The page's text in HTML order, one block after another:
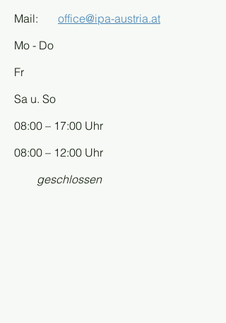
Mail: office@ipa-austria.at
Mo - Do
Fr
Sa u. So
08:00 – 17:00 Uhr
08:00 – 12:00 Uhr
geschlossen